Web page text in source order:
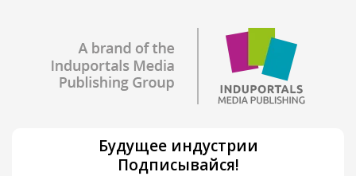
Будущее индустрии
Подписывайся!